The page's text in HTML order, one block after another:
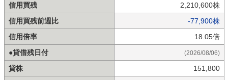
信用買残
2,210,600株
信用買残前週比
-77,900株
信用倍率
18.05倍
●貸借残日付
(2026/08/06)
貸株
151,800